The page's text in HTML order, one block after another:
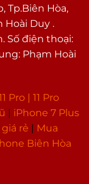
Tp.Biên Hòa,
Hoài Duy .
Số điện thoại:
Phạm Hoài
Pro
11 Pro
iPhone 7 Plus
rẻ
Mua
Biên Hòa